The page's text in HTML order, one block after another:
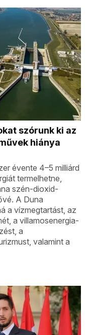
szórunk ki az
hiánya
évente 4–5 milliárd
termelhetne,
szén-dioxid-
A Duna
a vízmegtartást, az
a villamosenergia-
a
valamint a